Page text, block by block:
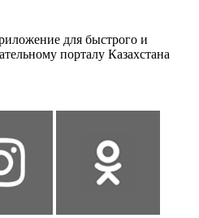
для быстрого и
порталу Казахстана